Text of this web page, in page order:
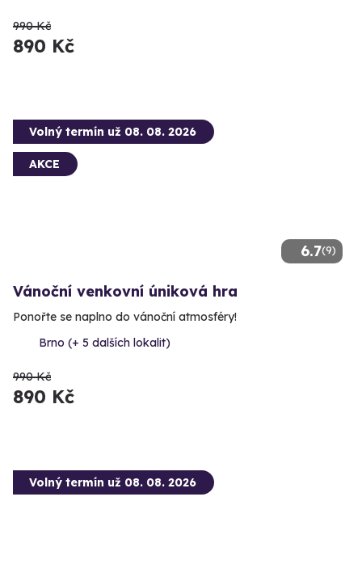
990 Kč
890 Kč
6.7(9)
Volný termín už 08. 08. 2026
AKCE
Vánoční venkovní úniková hra
Ponořte se naplno do vánoční atmosféry!
Brno (+ 5 dalších lokalit)
990 Kč
890 Kč
Volný termín už 08. 08. 2026